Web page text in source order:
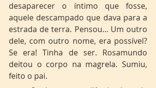
desaparecer o íntimo que fosse,
aquele descampado que dava para a
estrada de terra. Pensou... Um outro
dele, com outro nome, era possível?
Se era! Tinha de ser. Rosamundo
deitou o corpo na magrela. Sumiu,
feito o pai.